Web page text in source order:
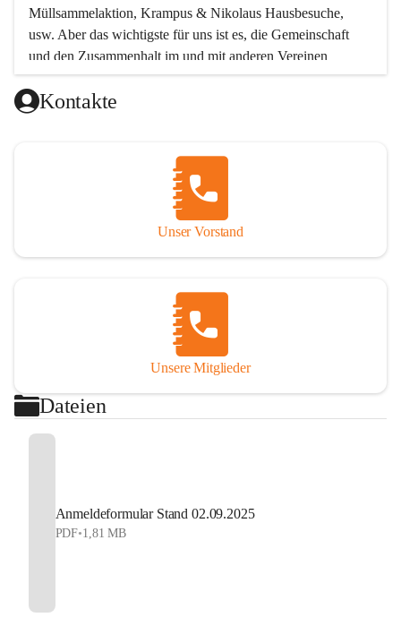
Müllsammelaktion, Krampus & Nikolaus Hausbesuche,
usw. Aber das wichtigste für uns ist es, die Gemeinschaft
und den Zusammenhalt im und mit anderen Vereinen
aufrecht zu erhalten!!! Möchtest Du uns kennen lernen, oder
unserem Verein beitreten wollen, so melde Dich bei uns !
Unterstützendes Mitglied Eur 12.-
Beinhaltet: Einladung zur Jahreshauptversammlung
Aktives Mitglied Jugend Eur 30.-
Jahreshauptversammlung und zu allen Aktivitäten
und Feiern, Mitarbeit bei den Veranstaltungen, uvm.
Aktives Mitglied Erwachsen Eur 40.-
Beinhaltet: Volles Mitglied, Einladung zur
Jahreshauptversammlung und zu allen Aktivitäten
und Feiern, Mitarbeit bei den Veranstaltungen, uvm.
Modellautobahn, Fahrerlizenz beim ÖFMAV,
Veranstaltungen, uvm.
Kontakte
Unser Vorstand
Unsere Mitglieder
Dateien
Anmeldeformular Stand 02.09.2025
PDF•1,81 MB